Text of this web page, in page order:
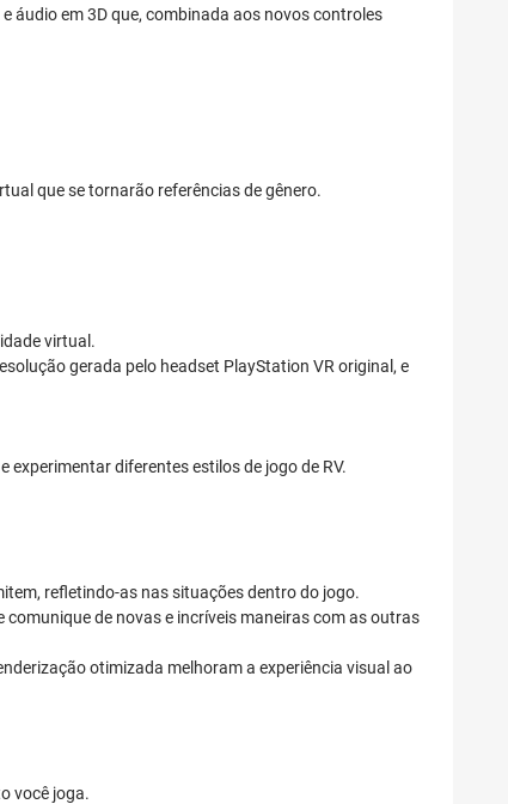
áudio em 3D que, combinada aos novos controles
que se tornarão referências de gênero.
virtual.
gerada pelo headset PlayStation VR original, e
diferentes estilos de jogo de RV.
refletindo-as nas situações dentro do jogo.
de novas e incríveis maneiras com as outras
otimizada melhoram a experiência visual ao
você joga.